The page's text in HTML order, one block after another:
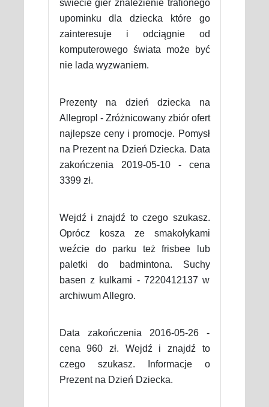
świecie gier znalezienie trafionego
upominku dla dziecka które go
zainteresuje i odciągnie od
komputerowego świata może być
nie lada wyzwaniem.
Prezenty na dzień dziecka na
Allegropl - Zróżnicowany zbiór ofert
najlepsze ceny i promocje. Pomysł
na Prezent na Dzień Dziecka. Data
zakończenia 2019-05-10 - cena
3399 zł.
Wejdź i znajdź to czego szukasz.
Oprócz kosza ze smakołykami
weźcie do parku też frisbee lub
paletki do badmintona. Suchy
basen z kulkami - 7220412137 w
archiwum Allegro.
Data zakończenia 2016-05-26 -
cena 960 zł. Wejdź i znajdź to
czego szukasz. Informacje o
Prezent na Dzień Dziecka.